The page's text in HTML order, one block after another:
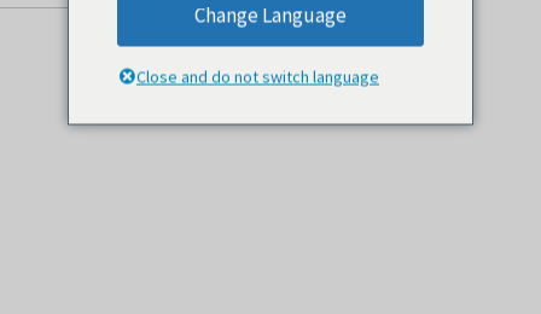
Change Language
Close and do not switch language